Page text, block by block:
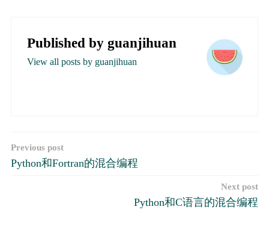
Published by guanjihuan
View all posts by guanjihuan
文
章
Previous post
Python和Fortran的混合编程
Next post
Python和C语言的混合编程